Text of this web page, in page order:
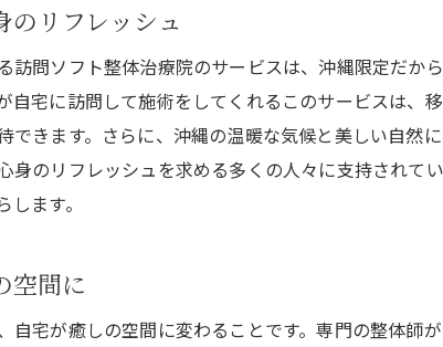
豊見城市で人気の整体サービス
身体と心を軽くする独自の施術法
安心できる自宅での整体体験
介護者のための特別プラン
利用者の声から見る整体の効果
沖縄の自然が活きる整体体験
のリフレッシュ
訪問ソフト整体治療院のサービスは、沖縄限定だか
自宅に訪問して施術をしてくれるこのサービスは、
できます。さらに、沖縄の温暖な気候と美しい自然
身のリフレッシュを求める多くの人々に支持され
ます。
空間に
自宅が癒しの空間に変わることです。専門の整体師